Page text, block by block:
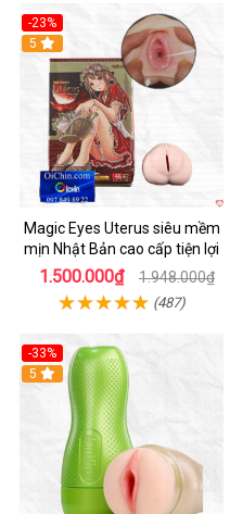
-23%
Hot
5
Magic Eyes Uterus siêu mềm
mịn Nhật Bản cao cấp tiện lợi
1.500.000₫ 1.948.000₫
(487)
-33%
Hot
5